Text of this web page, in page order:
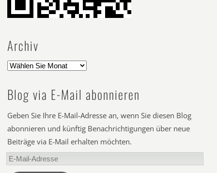
Archiv
Blog via E-Mail abonnieren
Geben Sie Ihre E-Mail-Adresse an, wenn Sie diesen Blog
abonnieren und künftig Benachrichtigungen über neue
Beiträge via E-Mail erhalten möchten.
E-
Mail-